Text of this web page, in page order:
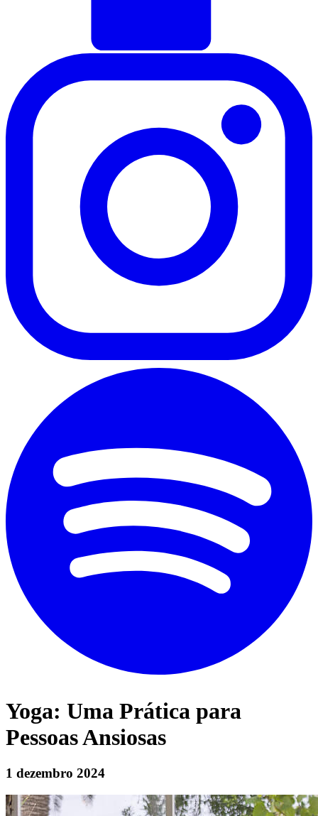
Yoga: Uma Prática para
Pessoas Ansiosas
1 dezembro 2024